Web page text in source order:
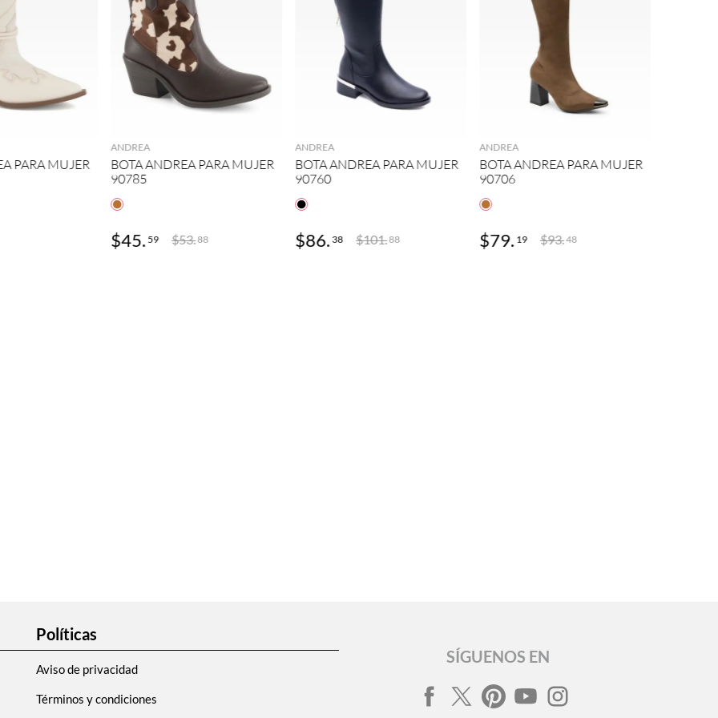
PARA MUJER
AGREGAR
ANDREA
BOTA ANDREA PARA MUJER
90785
$45. 59 $53.88
AGREGAR
ANDREA
BOTA ANDREA PARA MUJER
90760
$86. 38 $101.88
AGREGAR
ANDREA
BOTA ANDREA PARA MUJER
90706
$79. 19 $93.48
Políticas
Aviso de privacidad
Términos y condiciones
SÍGUENOS EN